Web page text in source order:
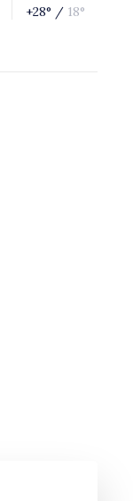
+28° / 18°